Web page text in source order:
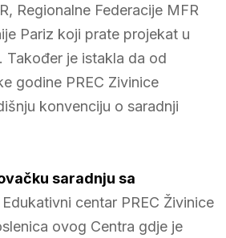
Regionalne Federacije MFR
Pariz koji prate projekat u
Također je istakla da od
godine PREC Zivinice
konvenciju o saradnji
saradnju sa
centar PREC Živinice
ovog Centra gdje je